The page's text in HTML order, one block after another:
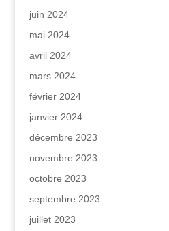
juin 2024
mai 2024
avril 2024
mars 2024
février 2024
janvier 2024
décembre 2023
novembre 2023
octobre 2023
septembre 2023
juillet 2023